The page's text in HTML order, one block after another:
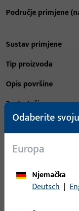
Područje primjene
Sustav primjene
Tip proizvoda
Opis površine
Bruto težina
Jedinica pakiranja
Najmanja jedinica
Prijava
Odaberite
Europa
Njemačka
Deutsch |